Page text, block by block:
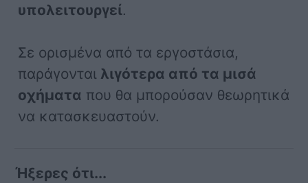
υπολειτουργεί.
Σε ορισμένα από τα εργοστάσια,
παράγονται λιγότερα από τα μισά
οχήματα που θα μπορούσαν θεωρητικά
να κατασκευαστούν.
Ήξερες ότι...